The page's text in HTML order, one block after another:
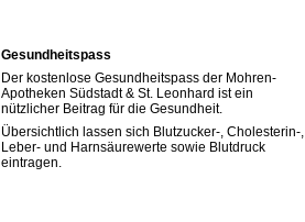
Gesundheitspass
Der kostenlose Gesundheitspass der Mohren-
Apotheken Südstadt & St. Leonhard ist ein
nützlicher Beitrag für die Gesundheit.
Übersichtlich lassen sich Blutzucker-, Cholesterin-,
Leber- und Harnsäurewerte sowie Blutdruck
eintragen.